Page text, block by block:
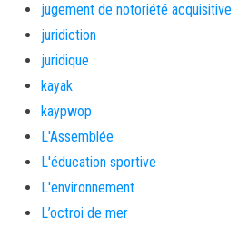
jugement de notoriété acquisitive
juridiction
juridique
kayak
kaypwop
L'Assemblée
L'éducation sportive
L'environnement
L’octroi de mer